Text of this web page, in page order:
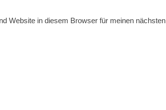
Website in diesem Browser für meinen nächsten